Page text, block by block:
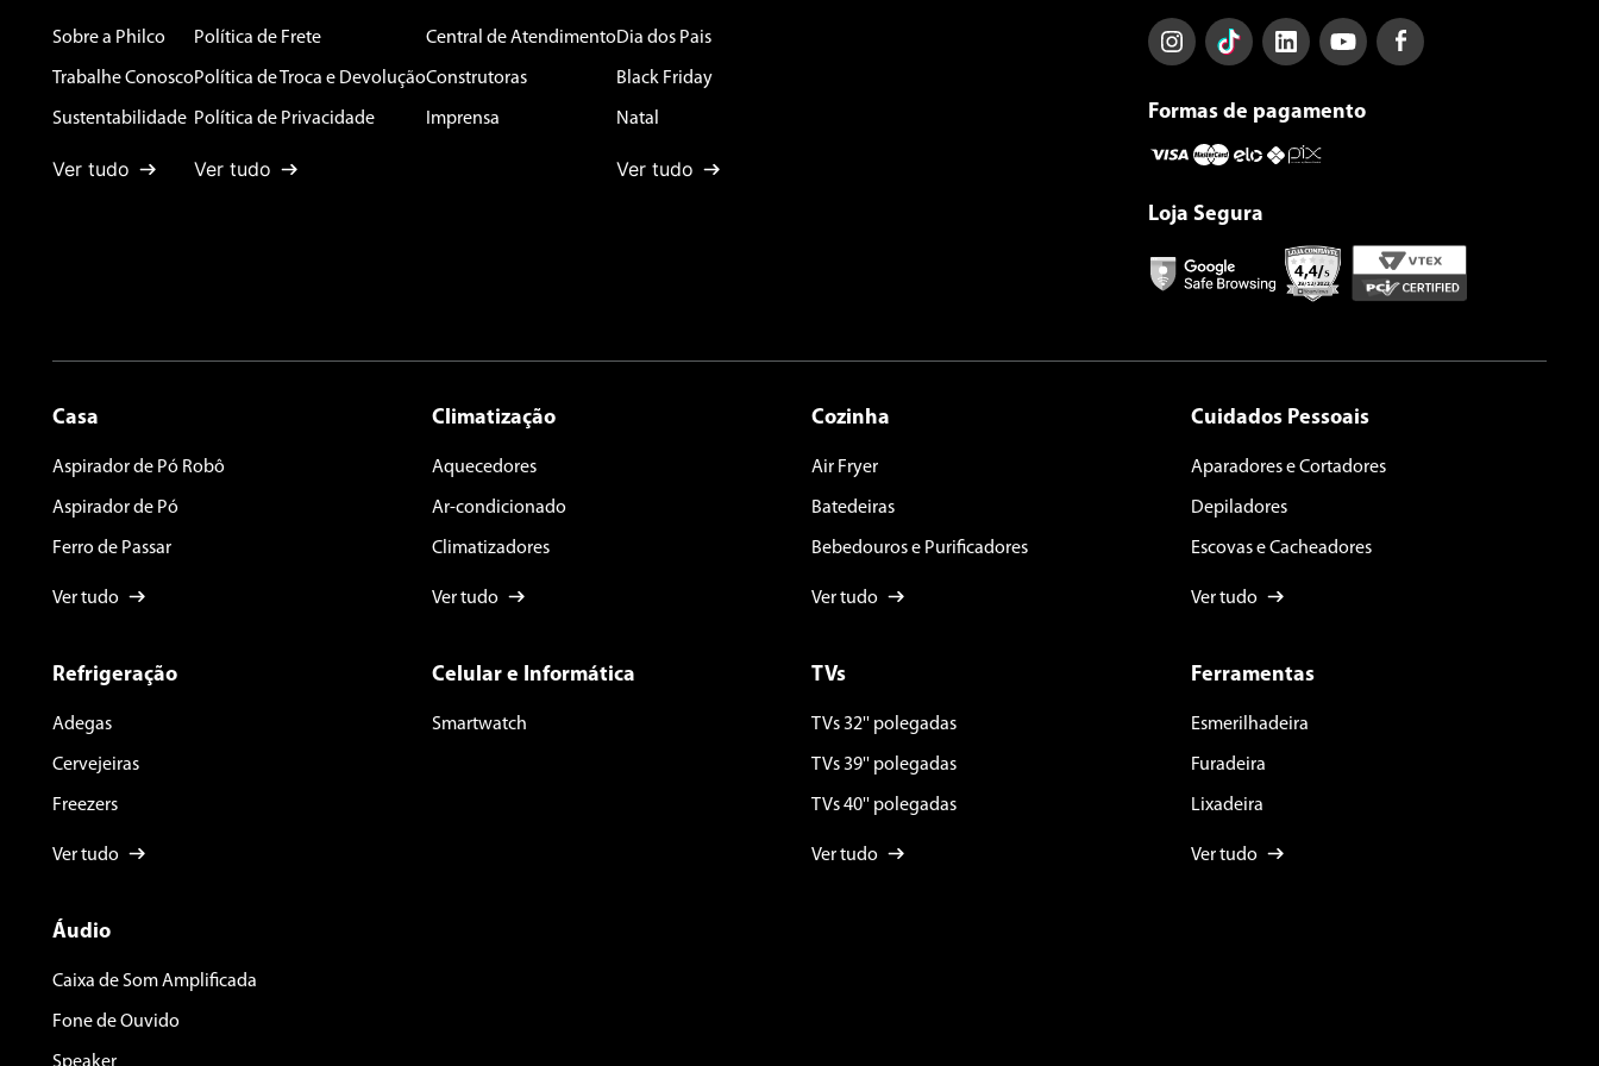
Endereço de email
Escreva uma avaliação
Sobre a Philco
Trabalhe Conosco
Sustentabilidade
Ver tudo
Política de Frete
Política de Troca e Devolução
Política de Privacidade
Ver tudo
Central de Atendimento
Construtoras
Imprensa
Dia dos Pais
Black Friday
Natal
Ver tudo
Formas de pagamento
Loja Segura
Casa
Aspirador de Pó Robô
Aspirador de Pó
Ferro de Passar
Ver tudo
Climatização
Aquecedores
Ar-condicionado
Climatizadores
Ver tudo
Cozinha
Air Fryer
Batedeiras
Bebedouros e Purificadores
Ver tudo
Cuidados Pessoais
Aparadores e Cortadores
Depiladores
Escovas e Cacheadores
Ver tudo
Refrigeração
Adegas
Cervejeiras
Freezers
Ver tudo
Celular e Informática
Smartwatch
TVs
TVs 32'' polegadas
TVs 39'' polegadas
TVs 40'' polegadas
Ver tudo
Ferramentas
Esmerilhadeira
Furadeira
Lixadeira
Ver tudo
Áudio
Caixa de Som Amplificada
Fone de Ouvido